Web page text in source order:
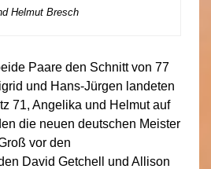
Helmut Bresch
Paare den Schnitt von 77
und Hans-Jürgen landeten
71, Angelika und Helmut auf
die neuen deutschen Meister
vor den
David Getchell und Allison